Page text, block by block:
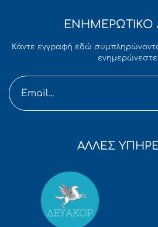
ΕΝΗΜΕΡΩΤΙΚΟ
Κάντε εγγραφή εδώ
ΑΛΛΕΣ